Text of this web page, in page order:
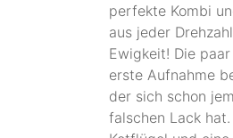
perfekte Kombi
aus jeder
Ewigkeit! Die
erste Aufnahme
der sich schon
falschen Lack